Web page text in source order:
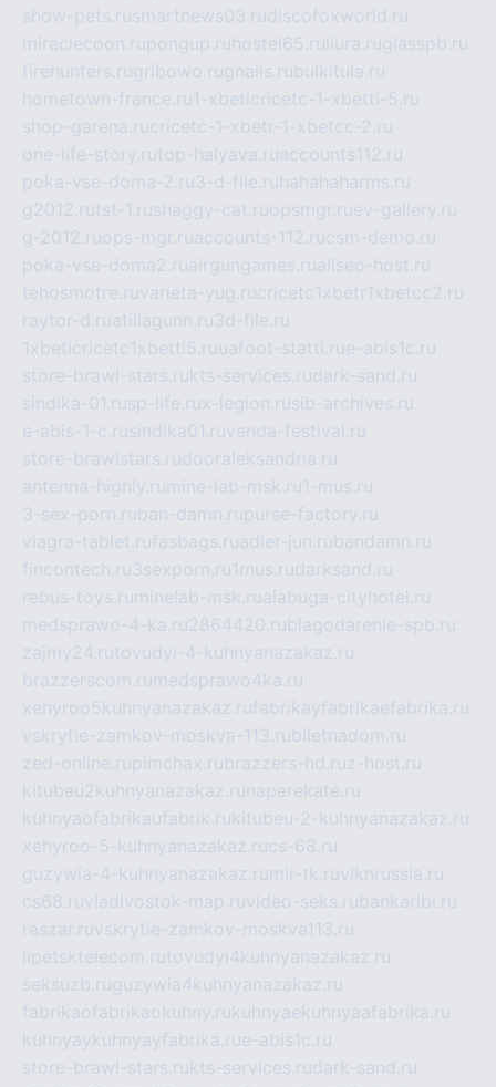
show-pets.rusmartnews03.rudiscofoxworld.ru
miraclecoon.rupongup.ru hostel65.ru liura.ruglasspb.ru
firehunters.rugribowo.rugnalis.rubulkitula.ru
hometown-france.ru1-xbeticricetc-1-xbetti-5.ru
shop-garena.rucricetc-1-xbetr-1-xbetcc-2.ru
one-life-story.rutop-halyava.ruaccounts112.ru
poka-vse-doma-2.ru3-d-file.ru hahahaharms.ru
g2012.rutst-1.rushaggy-cat.ruopsmgr.ruev-gallery.ru
g-2012.ruops-mgr.ruaccounts-112.rucsm-demo.ru
poka-vse-doma2.ruairgungames.ruallseo-host.ru
tehosmotre.ruvarieta-yug.rucricetc1xbetr1xbetcc2.ru
raytor-d.ruatillagunn.ru3d-file.ru
1xbeticricetc1xbetti5.ruuafoot-statti.rue-abis1c.ru
store-brawl-stars.rukts-services.rudark-sand.ru
sindika-01.rusp-life.rux-legion.rusib-archives.ru
e-abis-1-c.rusindika01.ruvenda-festival.ru
store-brawlstars.rudooraleksandria.ru
antenna-highly.ru mine-lab-msk.ru1-mus.ru
3-sex-porn.ruban-damn.rupurse-factory.ru
viagra-tablet.rufasbags.ruadler-jun.rubandamn.ru
fincontech.ru3sexporn.ru1mus.rudarksand.ru
rebus-toys.ru minelab-msk.rualabuga-cityhotel.ru
medsprawo-4-ka.ru2864420.rublagodarenie-spb.ru
zajmy24.rutovudyi-4-kuhnyanazakaz.ru
brazzerscom.ru medsprawo4ka.ru
xehyroo5kuhnyanazakaz.rufabrikayfabrikaefabrika.ru
vskrytie-zamkov-moskva-113.rubiletnadom.ru
zed-online.rupimchax.rubrazzers-hd.ruz-host.ru
kitubeu2kuhnyanazakaz.ru naperekate.ru
kuhnyaofabrikaufabrik.rukitubeu-2-kuhnyanazakaz.ru
xehyroo-5-kuhnyanazakaz.rucs-68.ru
guzywia-4-kuhnyanazakaz.ru mir-tk.ruvlknrussia.ru
cs68.ruvladivostok-map.ruvideo-seks.rubankaribi.ru
raszar.ruvskrytie-zamkov-moskva113.ru
lipetsktelecom.rutovudyi4kuhnyanazakaz.ru
seksuzb.ruguzywia4kuhnyanazakaz.ru
fabrikaofabrikaokuhny.rukuhnyaekuhnyaafabrika.ru
kuhnyaykuhnyayfabrika.rue-abis1c.ru
store-brawl-stars.rukts-services.rudark-sand.ru